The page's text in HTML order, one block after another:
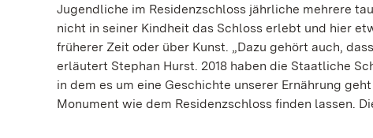
Jugendliche im Residenzschloss jährliche mehrere
nicht in seiner Kindheit das Schloss erlebt und hier
früherer Zeit oder über Kunst. „Dazu gehört auch,
erläutert Stephan Hurst. 2018 haben die Staatliche
in dem es um eine Geschichte unserer Ernährung
Monument wie dem Residenzschloss finden lassen.